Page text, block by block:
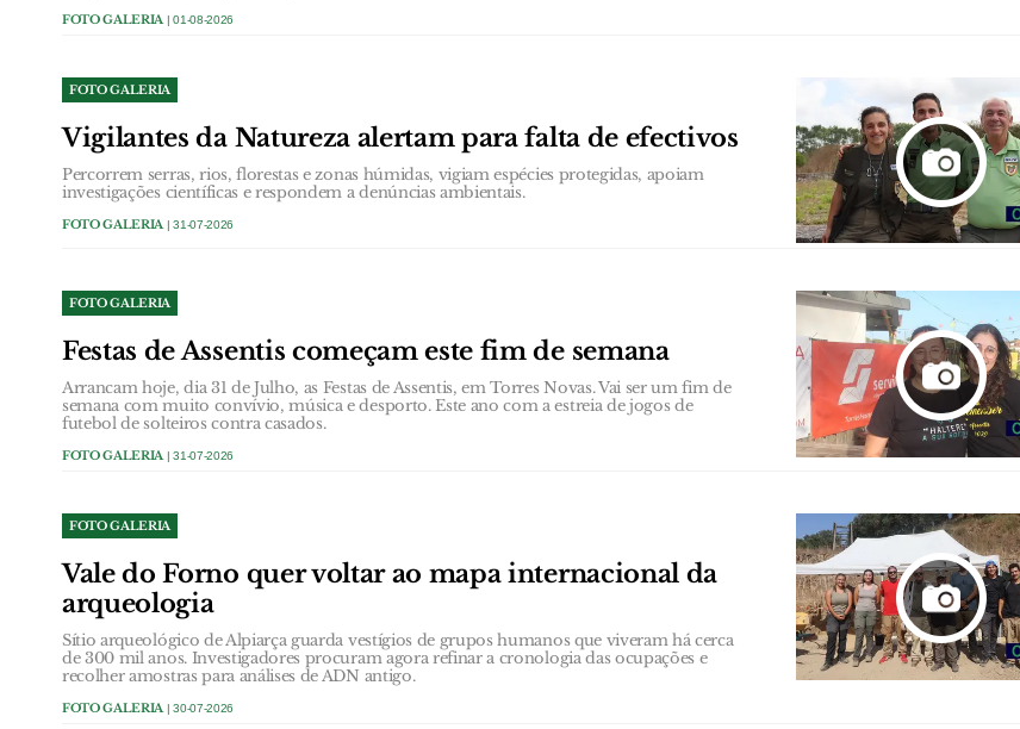
FOTO GALERIA | 01-08-2026
FOTO GALERIA
Vigilantes da Natureza alertam para falta de efectivos
Percorrem serras, rios, florestas e zonas húmidas, vigiam espécies protegidas, apoiam
investigações científicas e respondem a denúncias ambientais.
FOTO GALERIA | 31-07-2026
FOTO GALERIA
Festas de Assentis começam este fim de semana
Arrancam hoje, dia 31 de Julho, as Festas de Assentis, em Torres Novas. Vai ser um fim de
semana com muito convívio, música e desporto. Este ano com a estreia de jogos de
futebol de solteiros contra casados.
FOTO GALERIA| 31-07-2026
FOTO GALERIA
Vale do Forno quer voltar ao mapa internacional da
arqueologia
Sítio arqueológico de Alpiarça guarda vestígios de grupos humanos que viveram há cerca
de 300 mil anos. Investigadores procuram agora refinar a cronologia das ocupações e
recolher amostras para análises de ADN antigo.
FOTO GALERIA| 30-07-2026